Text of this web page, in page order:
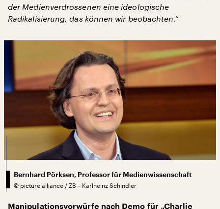
der Medienverdrossenen eine ideologische
Radikalisierung, das können wir beobachten.“
Bernhard Pörksen, Professor für Medienwissenschaft
© picture alliance / ZB – Karlheinz Schindler
Manipulationsvorwürfe nach Demo für „Charlie